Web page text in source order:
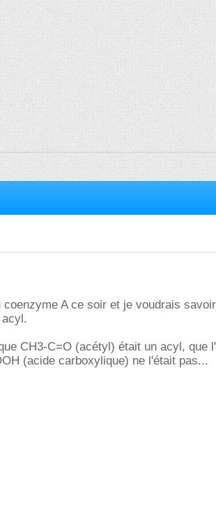
A ce soir et je voudrais savoir
CH3-C=O (acétyl) était un acyl, que
(acide carboxylique) ne l'était pas...